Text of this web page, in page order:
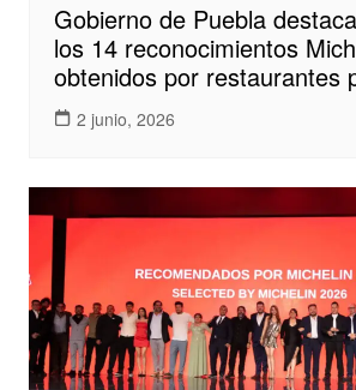
Gobierno de Puebla
los 14 reconocimientos
obtenidos por restaurantes
2 junio, 2026